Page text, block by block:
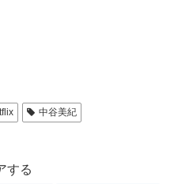
中谷美紀
する